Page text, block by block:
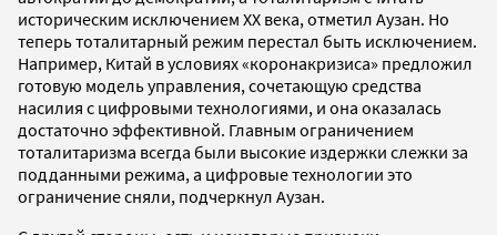
историческим исключением ХХ века, отметил Аузан. Но
теперь тоталитарный режим перестал быть исключением.
Например, Китай в условиях «коронакризиса» предложил
готовую модель управления, сочетающую средства
насилия с цифровыми технологиями, и она оказалась
достаточно эффективной. Главным ограничением
тоталитаризма всегда были высокие издержки слежки за
подданными режима, а цифровые технологии это
ограничение сняли, подчеркнул Аузан.